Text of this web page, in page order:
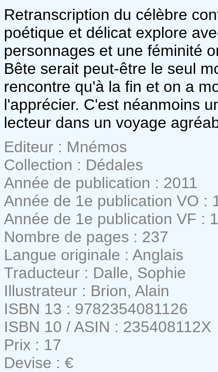
Retranscription du célèbre
poétique et délicat explore
personnages et une féminité
Bête serait peut-être le seul
rencontre qu'à la fin et on a
l'apprécier. C'est néanmoins
lecteur dans un voyage
Editeur : Mnémos
Collection : Dédales
Année de publication : 2011
Année de 1e publication VO :
Année de 1e publication VF :
Nombre de pages : 237
Langue originale : Anglais
Traducteur : Dalle, Sophie
Illustrateur : Brion, Alain
ISBN 13 : 9782354081126
ISBN 10 / ASIN : 235408112X
Prix : 17
Devise : €